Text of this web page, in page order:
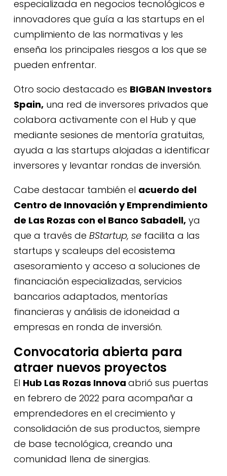
especializada en negocios tecnológicos e
innovadores que guía a las startups en el
cumplimiento de las normativas y les
enseña los principales riesgos a los que se
pueden enfrentar.
Otro socio destacado es BIGBAN Investors
Spain, una red de inversores privados que
colabora activamente con el Hub y que
mediante sesiones de mentoría gratuitas,
ayuda a las startups alojadas a identificar
inversores y levantar rondas de inversión.
Cabe destacar también el acuerdo del
Centro de Innovación y Emprendimiento
de Las Rozas con el Banco Sabadell, ya
que a través de BStartup, se facilita a las
startups y scaleups del ecosistema
asesoramiento y acceso a soluciones de
financiación especializadas, servicios
bancarios adaptados, mentorías
financieras y análisis de idoneidad a
empresas en ronda de inversión.
Convocatoria abierta para
atraer nuevos proyectos
El Hub Las Rozas Innova abrió sus puertas
en febrero de 2022 para acompañar a
emprendedores en el crecimiento y
consolidación de sus productos, siempre
de base tecnológica, creando una
comunidad llena de sinergias.